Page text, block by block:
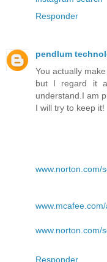
Responder
pendlum
You actually
but I regard it
understand.I am
I will try to keep it!
www.norton.com/
www.norton.com/
Responder